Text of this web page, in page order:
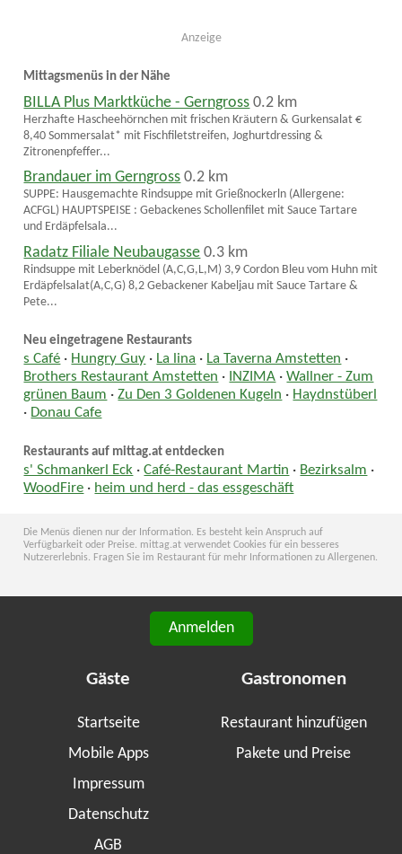
Anzeige
Mittagsmenüs in der Nähe
BILLA Plus Marktküche - Gerngross 0.2 km
Herzhafte Hascheehörnchen mit frischen Kräutern & Gurkensalat €
8,40 Sommersalat* mit Fischfiletstreifen, Joghurtdressing &
Zitronenpfeffer...
Brandauer im Gerngross 0.2 km
SUPPE: Hausgemachte Rindsuppe mit Grießnockerln (Allergene:
ACFGL) HAUPTSPEISE : Gebackenes Schollenfilet mit Sauce Tartare
und Erdäpfelsala...
Radatz Filiale Neubaugasse 0.3 km
Rindsuppe mit Leberknödel (A,C,G,L,M) 3,9 Cordon Bleu vom Huhn mit
Erdäpfelsalat(A,C,G) 8,2 Gebackener Kabeljau mit Sauce Tartare &
Pete...
Neu eingetragene Restaurants
s Café · Hungry Guy · La lina · La Taverna Amstetten ·
Brothers Restaurant Amstetten · INZIMA ·Wallner - Zum
grünen Baum ·Zu Den 3 Goldenen Kugeln · Haydnstüberl
· Donau Cafe
Restaurants auf mittag.at entdecken
s' Schmankerl Eck ·Café-Restaurant Martin · Bezirksalm ·
WoodFire · heim und herd - das essgeschäft
Die Menüs dienen nur der Information. Es besteht kein Anspruch auf
Verfügbarkeit oder Preise. mittag.at verwendet Cookies für ein besseres
Nutzererlebnis. Fragen Sie im Restaurant für mehr Informationen zu Allergenen.
Anmelden
Gäste
Startseite
Mobile Apps
Impressum
Datenschutz
AGB
Gastronomen
Restaurant hinzufügen
Pakete und Preise